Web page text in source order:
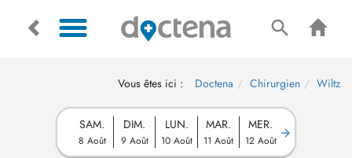
Vous êtes ici : Doctena Chirurgien Wiltz
SAM.
8 Août
DIM.
9 Août
LUN.
10 Août
MAR.
11 Août
MER.
12 Août